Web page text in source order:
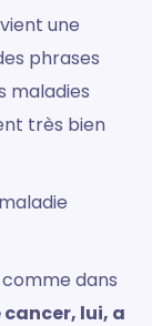
une
phrases
maladies
très bien
comme dans
cancer, lui, a